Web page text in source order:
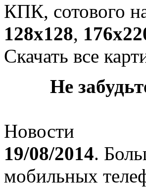
КПК, сотового
128х128,
Скачать все
Не
Новости
19/08/2014.
мобильных